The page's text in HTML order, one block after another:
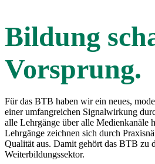
Bildung
Vorsprung.
Für das BTB haben wir ein neues,
einer umfangreichen Signalwirkung
alle Lehrgänge über alle Medienkanäle
Lehrgänge zeichnen sich durch
Qualität aus. Damit gehört das BTB zu
Weiterbildungssektor.